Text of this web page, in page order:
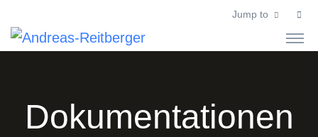
Jump to
Dokumentationen